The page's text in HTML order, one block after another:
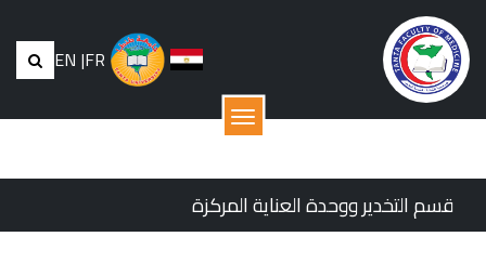
EN |FR
القائمة
قسم التخدير ووحدة العناية المركزة